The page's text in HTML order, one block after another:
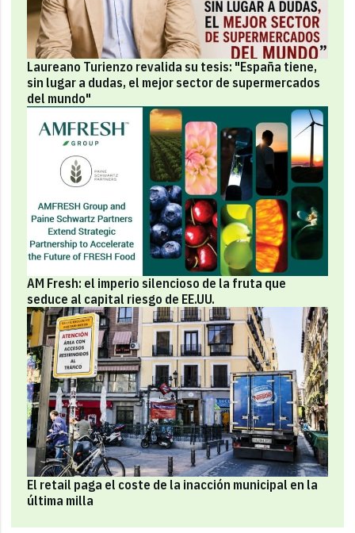
Laureano Turienzo revalida su tesis: "España tiene,
sin lugar a dudas, el mejor sector de supermercados
del mundo"
AM Fresh: el imperio silencioso de la fruta que
seduce al capital riesgo de EE.UU.
El retail paga el coste de la inacción municipal en la
última milla